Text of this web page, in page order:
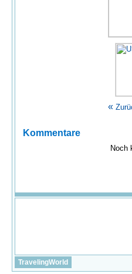
«
Kommentare
Noch
TravelingWorld